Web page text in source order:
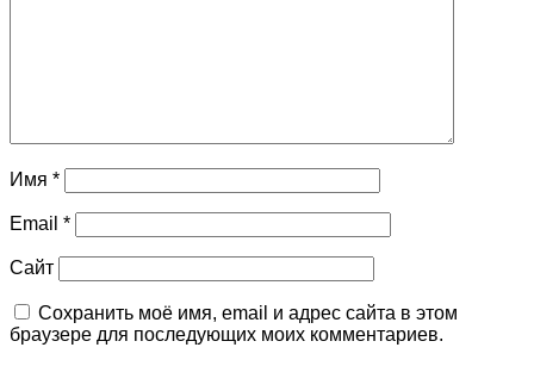
Имя *
Email *
Сайт
Сохранить моё имя, email и адрес сайта в этом
браузере для последующих моих комментариев.